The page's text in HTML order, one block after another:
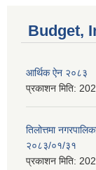
Budget,
आर्थिक ऐन २०८३
प्रकाशन मिति:
तिलोत्तमा
२०८३/०१/३१
प्रकाशन मिति: